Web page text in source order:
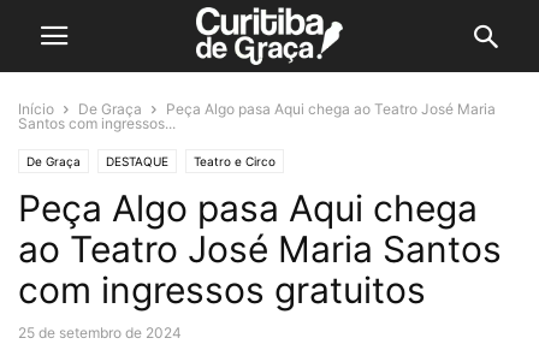
Início De Graça
Peça Algo pasa Aqui chega ao Teatro José Maria
Santos com ingressos...
De Graça DESTAQUE Teatro e Circo
Peça Algo pasa Aqui chega
ao Teatro José Maria Santos
com ingressos gratuitos
25 de setembro de 2024